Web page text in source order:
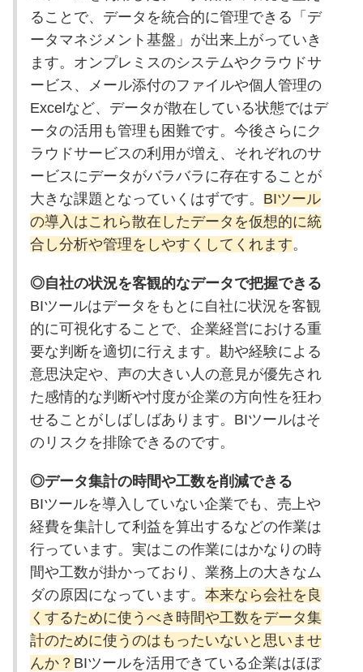
ることで、データを統合的に管理できる「デ
ータマネジメント基盤」が出来上がっていき
ます。オンプレミスのシステムやクラウドサ
ービス、メール添付のファイルや個人管理の
Excelなど、データが散在している状態ではデ
ータの活用も管理も困難です。今後さらにク
ラウドサービスの利用が増え、それぞれのサ
ービスにデータがバラバラに存在することが
大きな課題となっていくはずです。 BIツール
の導入はこれら散在したデータを仮想的に統
合し分析や管理をしやすくしてくれます。
◎自社の状況を客観的なデータで把握できる
BIツールはデータをもとに自社に状況を客観
的に可視化することで、企業経営における重
要な判断を適切に行えます。勘や経験による
意思決定や、声の大きい人の意見が優先され
た感情的な判断や忖度が企業の方向性を狂わ
せることがしばしばあります。BIツールはそ
のリスクを排除できるのです。
◎データ集計の時間や工数を削減できる
BIツールを導入していない企業でも、売上や
経費を集計して利益を算出するなどの作業は
行っています。実はこの作業にはかなりの時
間や工数が掛かっており、業務上の大きなム
ダの原因になっています。 本来なら会社を良
くするために使うべき時間や工数をデータ集
計のために使うのはもったいないと思いませ
んか？ BIツールを活用できている企業はほぼ